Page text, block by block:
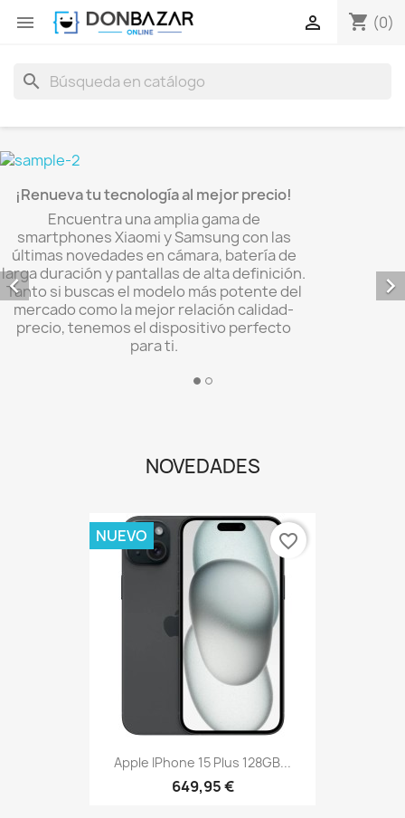
 shopping_cart (0)

search
¡Renueva tu tecnología al mejor precio!
Encuentra una amplia gama de
smartphones Xiaomi y Samsung con las
últimas novedades en cámara, batería de
larga duración y pantallas de alta definición.
Tanto si buscas el modelo más potente del
mercado como la mejor relación calidad-
precio, tenemos el dispositivo perfecto
para ti.
 
NOVEDADES
Apple IPhone 15 Plus 128GB...
649,95 €
NUEVO favorite_border